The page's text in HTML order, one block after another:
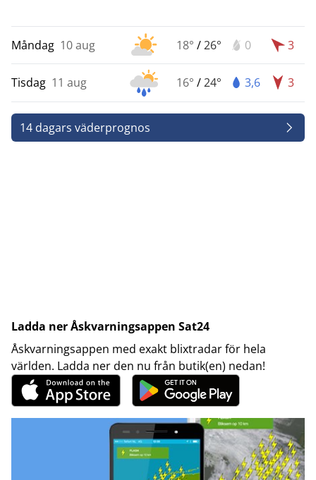
Måndag 10 aug 18° /26° 0 3
Tisdag 11 aug 16° /24° 3,6 3
14 dagars väderprognos
Ladda ner Åskvarningsappen Sat24
Åskvarningsappen med exakt blixtradar för hela
världen. Ladda ner den nu från butik(en) nedan!